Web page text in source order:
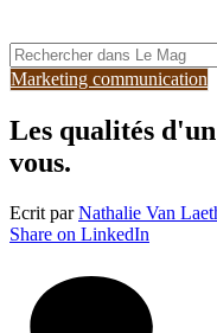
Marketing communication
Les qualités
vous.
Ecrit parNathalie Van
Share on LinkedIn